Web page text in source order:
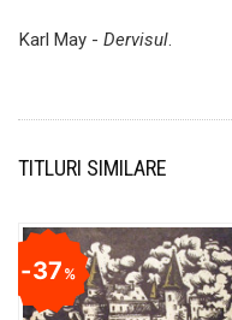
Karl May - Dervisul.
TITLURI SIMILARE
37%